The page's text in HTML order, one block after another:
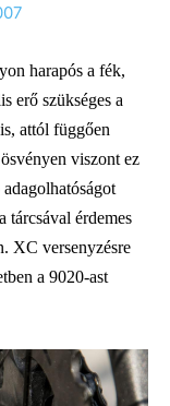
harapós a fék,
erő szükséges a
attól függően
viszont ez
tárcsával érdemes
XC versenyzésre
a 9020-ast